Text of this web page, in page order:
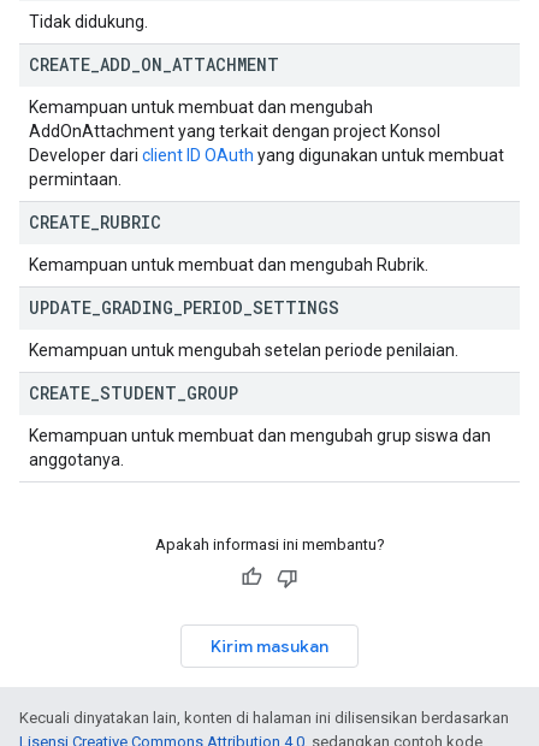
Tidak didukung.
CREATE ADD ON ATTACHMENT
Kemampuan untuk membuat dan mengubah
AddOnAttachment yang terkait dengan project Konsol
Developer dari client ID OAuth yang digunakan untuk membuat
permintaan.
CREATE RUBRIC
Kemampuan untuk membuat dan mengubah Rubrik.
UPDATE GRADING PERIOD SETTINGS
Kemampuan untuk mengubah setelan periode penilaian.
CREATE STUDENT GROUP
Kemampuan untuk membuat dan mengubah grup siswa dan
anggotanya.
Apakah informasi ini membantu?
Kirim masukan
Kecuali dinyatakan lain, konten di halaman ini dilisensikan berdasarkan
Lisensi Creative Commons Attribution 4.0, sedangkan contoh kode